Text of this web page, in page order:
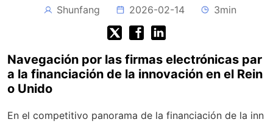
Shunfang 2026-02-14 3min
Navegación por las firmas electrónicas par
a la financiación de la innovación en el Rein
o Unido
En el competitivo panorama de la financiación de la inn